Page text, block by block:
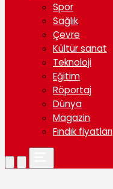
Spor
Sağlık
Çevre
Kültür sanat
Teknoloji
Eğitim
Röportaj
Dünya
Magazin
Fındık fiyatları